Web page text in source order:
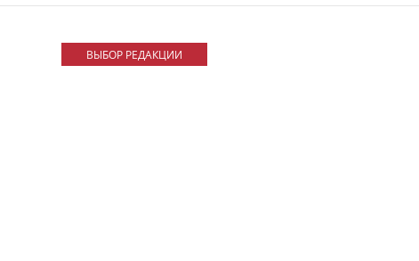
ВЫБОР РЕДАКЦИИ